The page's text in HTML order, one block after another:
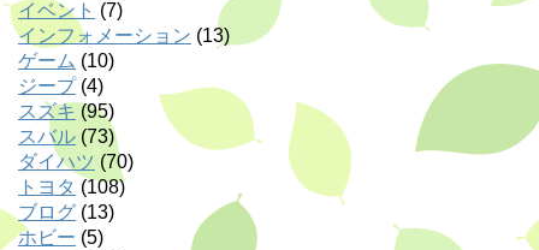
イベント (7)
インフォメーション (13)
ゲーム (10)
ジープ(4)
スズキ (95)
スバル (73)
ダイハツ (70)
トヨタ (108)
ブログ (13)
ホビー (5)